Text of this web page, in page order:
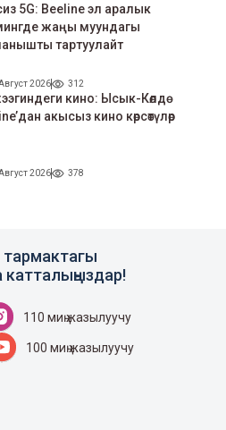
5G: Beeline эл аралык
жаңы муундагы
тартуулайт
2026 312
кино: Ысык-Көлдө
акысыз кино көрсөтүлөр
2026 378
110 миң жазылуучу
100 миң жазылуучу